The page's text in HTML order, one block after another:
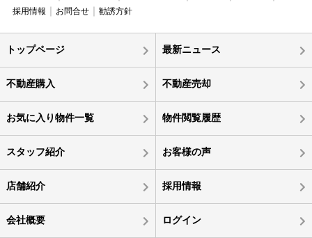
採用情報
お問合せ 勧誘方針
トップページ 最新ニュース
不動産購入 不動産売却
お気に入り物件一覧 物件閲覧履歴
スタッフ紹介 お客様の声
店舗紹介 採用情報
会社概要 ログイン